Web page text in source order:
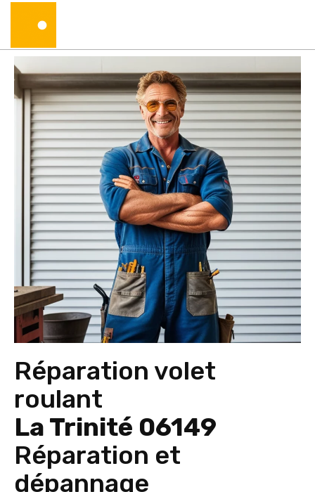
Réparation volet
roulant
La Trinité 06149
Réparation et
dépannage